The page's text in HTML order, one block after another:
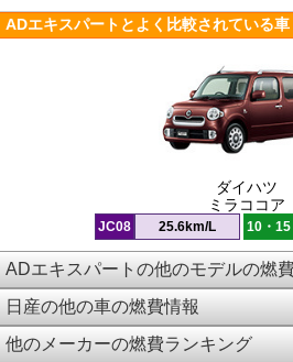
ADエキスパートとよく比較されている車
ダイハツ
ミラココア
JC08 25.6km/L 10・15
ADエキスパートの他のモデルの燃
日産の他の車の燃費情報
他のメーカーの燃費ランキング